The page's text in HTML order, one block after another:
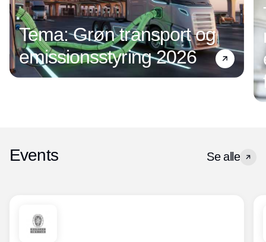
Tema: Grøn transport og
emissionsstyring 2026
Events Se alle